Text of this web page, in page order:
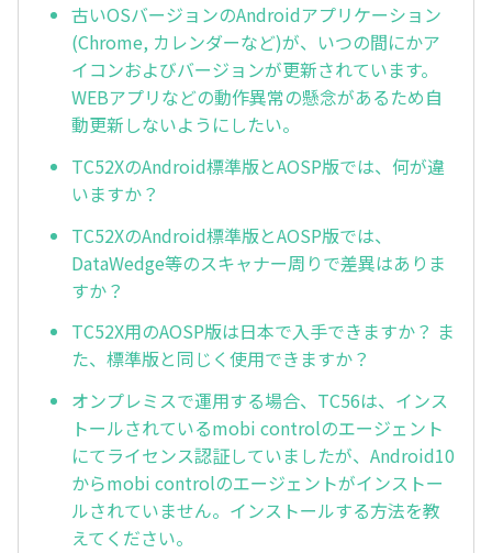
古いOSバージョンのAndroidアプリケーション
(Chrome, カレンダーなど)が、いつの間にかア
イコンおよびバージョンが更新されています。
WEBアプリなどの動作異常の懸念があるため自
動更新しないようにしたい。
TC52XのAndroid標準版とAOSP版では、何が違
いますか？
TC52XのAndroid標準版とAOSP版では、
DataWedge等のスキャナー周りで差異はありま
すか？
TC52X用のAOSP版は日本で入手できますか？ ま
た、標準版と同じく使用できますか？
オンプレミスで運用する場合、TC56は、インス
トールされているmobi controlのエージェント
にてライセンス認証していましたが、Android10
からmobi controlのエージェントがインストー
ルされていません。インストールする方法を教
えてください。